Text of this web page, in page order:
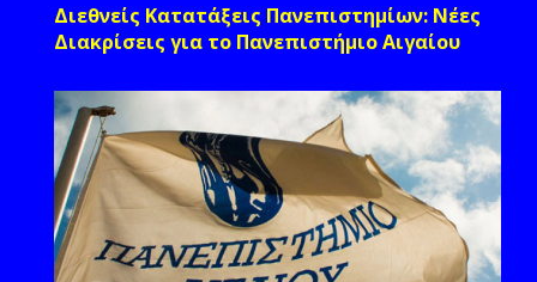
Διεθνείς Κατατάξεις Πανεπιστημίων: Νέες
Διακρίσεις για το Πανεπιστήμιο Αιγαίου